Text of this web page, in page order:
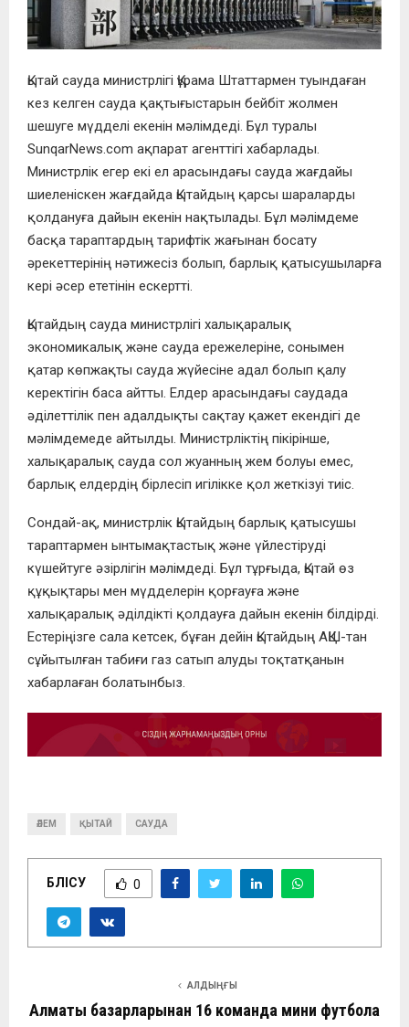
Қытай сауда министрлігі Құрама Штаттармен туындаған
кез келген сауда қақтығыстарын бейбіт жолмен
шешуге мүдделі екенін мәлімдеді. Бұл туралы
SunqarNews.com ақпарат агенттігі хабарлады.
Министрлік егер екі ел арасындағы сауда жағдайы
шиеленіскен жағдайда Қытайдың қарсы шараларды
қолдануға дайын екенін нақтылады. Бұл мәлімдеме
басқа тараптардың тарифтік жағынан босату
әрекеттерінің нәтижесіз болып, барлық қатысушыларға
кері әсер ететінін ескертті.
Қытайдың сауда министрлігі халықаралық
экономикалық және сауда ережелеріне, сонымен
қатар көпжақты сауда жүйесіне адал болып қалу
керектігін баса айтты. Елдер арасындағы саудада
әділеттілік пен адалдықты сақтау қажет екендігі де
мәлімдемеде айтылды. Министрліктің пікірінше,
халықаралық сауда сол жуанның жем болуы емес,
барлық елдердің бірлесіп игілікке қол жеткізуі тиіс.
Сондай-ақ, министрлік Қытайдың барлық қатысушы
тараптармен ынтымақтастық және үйлестіруді
күшейтуге әзірлігін мәлімдеді. Бұл тұрғыда, Қытай өз
құқықтары мен мүдделерін қорғауға және
халықаралық әділдікті қолдауға дайын екенін білдірді.
Естеріңізге сала кетсек, бұған дейін Қытайдың АҚШ-тан
сұйытылған табиғи газ сатып алуды тоқтатқанын
хабарлаған болатынбыз.
ӘЛЕМ ҚЫТАЙ САУДА
БӨЛІСУ 0
АЛДЫҢҒЫ
Алматы базарларынан 16 команда мини футболға